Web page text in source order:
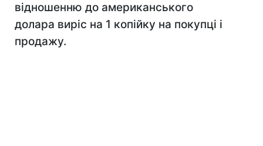
відношенню до американського
долара виріс на 1 копійку на покупці і
продажу.